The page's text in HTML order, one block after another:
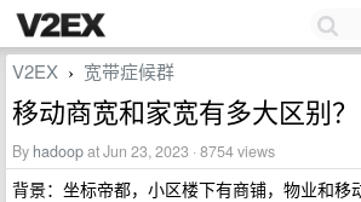
V2EX › 宽带症候群
移动商宽和家宽有多大区别？
By hadoopat Jun 23, 2023 · 8754 views
背景：坐标帝都，小区楼下有商铺，物业和移